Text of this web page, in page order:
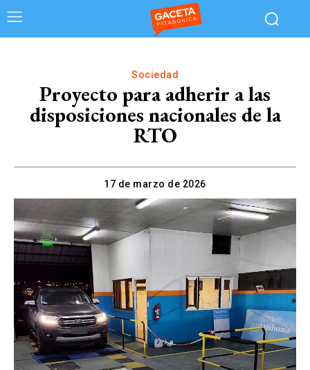
Sociedad
Proyecto para adherir a las
disposiciones nacionales de la
RTO
17 de marzo de 2026